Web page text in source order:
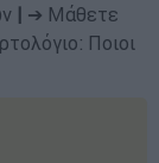
➔ Μάθετε
Ποιοι